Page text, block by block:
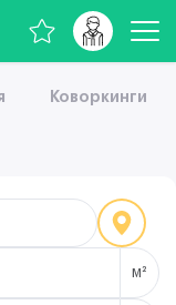
Коворкинги
м²